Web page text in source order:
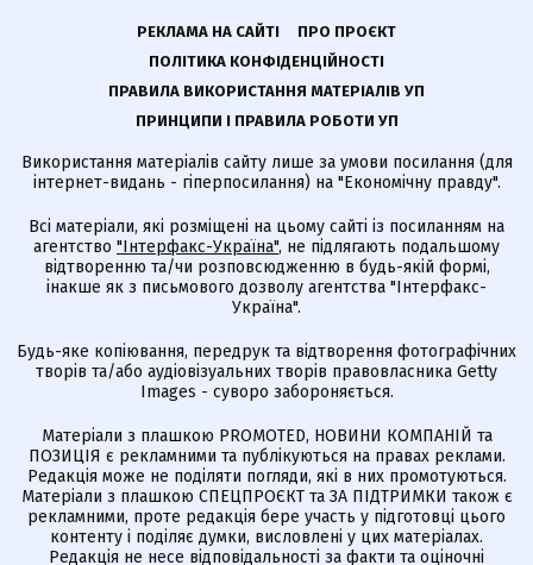
РЕКЛАМА НА САЙТІ
ПРО ПРОЄКТ
ПОЛІТИКА КОНФІДЕНЦІЙНОСТІ
ПРАВИЛА ВИКОРИСТАННЯ МАТЕРІАЛІВ УП
ПРИНЦИПИ І ПРАВИЛА РОБОТИ УП
Використання матеріалів сайту лише за умови посилання (для
інтернет-видань - гіперпосилання) на "Економічну правду".
Всі матеріали, які розміщені на цьому сайті із посиланням на
агентство "Інтерфакс-Україна", не підлягають подальшому
відтворенню та/чи розповсюдженню в будь-якій формі,
інакше як з письмового дозволу агентства "Інтерфакс-
Україна".
Будь-яке копіювання, передрук та відтворення фотографічних
творів та/або аудіовізуальних творів правовласника Getty
Images - суворо забороняється.
Матеріали з плашкою PROMOTED, НОВИНИ КОМПАНІЙ та
ПОЗИЦІЯ є рекламними та публікуються на правах реклами.
Редакція може не поділяти погляди, які в них промотуються.
Матеріали з плашкою СПЕЦПРОЄКТ та ЗА ПІДТРИМКИ також є
рекламними, проте редакція бере участь у підготовці цього
контенту і поділяє думки, висловлені у цих матеріалах.
Редакція не несе відповідальності за факти та оціночні